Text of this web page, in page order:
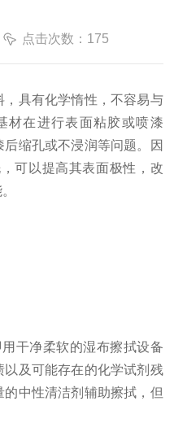
点击次数：175
具有化学惰性，不容易与
材在进行表面粘胶或喷漆
缩孔或不浸润等问题。因
可以提高其表面极性，改
干净柔软的湿布擦拭设备
及可能存在的化学试剂残
中性清洁剂辅助擦拭，但